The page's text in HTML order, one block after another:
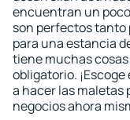
encuentran un
son perfectos tanto
para una estancia
tiene muchas
obligatorio.
a hacer las maletas
negocios ahora